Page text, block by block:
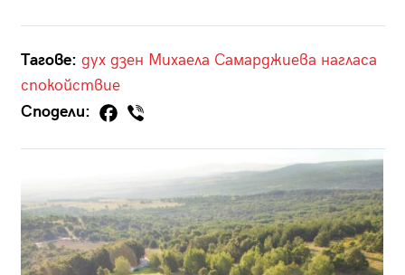
Тагове: дух дзен Михаела Самарджиева нагласа
спокойствие
Сподели: